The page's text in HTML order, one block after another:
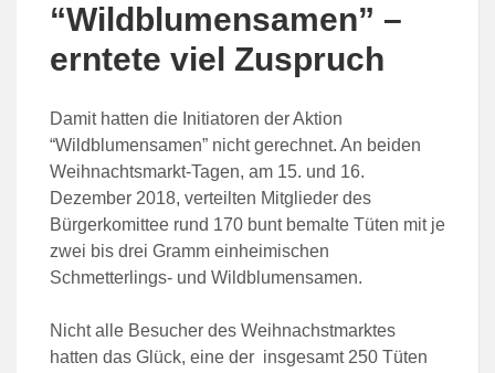
“Wildblumensamen” –
erntete viel Zuspruch
Damit hatten die Initiatoren der Aktion
“Wildblumensamen” nicht gerechnet. An beiden
Weihnachtsmarkt-Tagen, am 15. und 16.
Dezember 2018, verteilten Mitglieder des
Bürgerkomittee rund 170 bunt bemalte Tüten mit je
zwei bis drei Gramm einheimischen
Schmetterlings- und Wildblumensamen.
Nicht alle Besucher des Weihnachstmarktes
hatten das Glück, eine der insgesamt 250 Tüten